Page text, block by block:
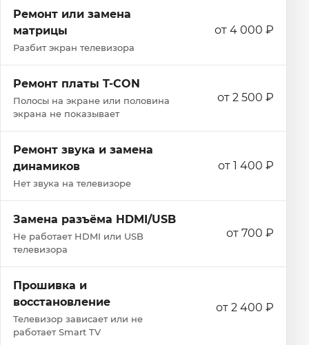
Ремонт или замена
матрицы
Разбит экран телевизора
от 4 000 ₽
Ремонт платы T-CON
Полосы на экране или половина
экрана не показывает
от 2 500 ₽
Ремонт звука и замена
динамиков
Нет звука на телевизоре
от 1 400 ₽
Замена разъёма HDMI/USB
Не работает HDMI или USB
телевизора
от 700 ₽
Прошивка и
восстановление
Телевизор зависает или не
работает Smart TV
от 2 400 ₽